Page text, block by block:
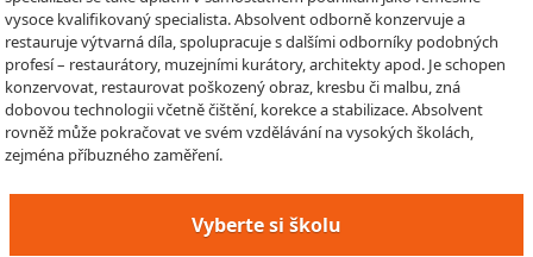
vysoce kvalifikovaný specialista. Absolvent odborně konzervuje a
restauruje výtvarná díla, spolupracuje s dalšími odborníky podobných
profesí – restaurátory, muzejními kurátory, architekty apod. Je schopen
konzervovat, restaurovat poškozený obraz, kresbu či malbu, zná
dobovou technologii včetně čištění, korekce a stabilizace. Absolvent
rovněž může pokračovat ve svém vzdělávání na vysokých školách,
zejména příbuzného zaměření.
Vyberte si školu